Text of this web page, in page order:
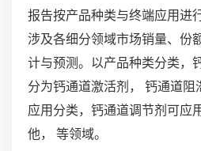
报告按产品种类与终端应用进
涉及各细分领域市场销量、份
计与预测。以产品种类分类，
分为钙通道激活剂， 钙通道
应用分类，钙通道调节剂可应
他， 等领域。